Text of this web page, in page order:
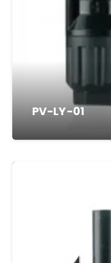
PV-LY-01